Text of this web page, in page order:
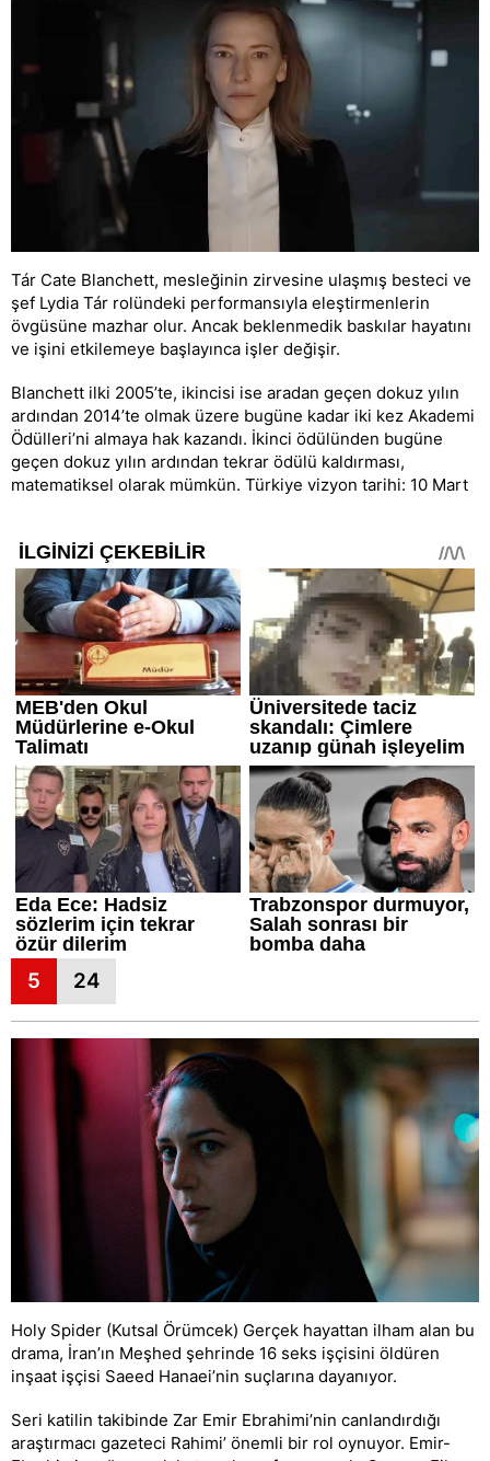
Tár Cate Blanchett, mesleğinin zirvesine ulaşmış besteci ve
şef Lydia Tár rolündeki performansıyla eleştirmenlerin
övgüsüne mazhar olur. Ancak beklenmedik baskılar hayatını
ve işini etkilemeye başlayınca işler değişir.
Blanchett ilki 2005’te, ikincisi ise aradan geçen dokuz yılın
ardından 2014’te olmak üzere bugüne kadar iki kez Akademi
Ödülleri’ni almaya hak kazandı. İkinci ödülünden bugüne
geçen dokuz yılın ardından tekrar ödülü kaldırması,
matematiksel olarak mümkün. Türkiye vizyon tarihi: 10 Mart
5 24
Holy Spider (Kutsal Örümcek) Gerçek hayattan ilham alan bu
drama, İran’ın Meşhed şehrinde 16 seks işçisini öldüren
inşaat işçisi Saeed Hanaei’nin suçlarına dayanıyor.
Seri katilin takibinde Zar Emir Ebrahimi’nin canlandırdığı
araştırmacı gazeteci Rahimi’ önemli bir rol oynuyor. Emir-